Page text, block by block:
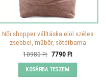
Női shopper válltáska elöl széles
zsebbel, műbőr, sötétbarna
10980Ft Original
was:
10980 Ft.
7790FtCurrent
KOSÁRBA TESZEM